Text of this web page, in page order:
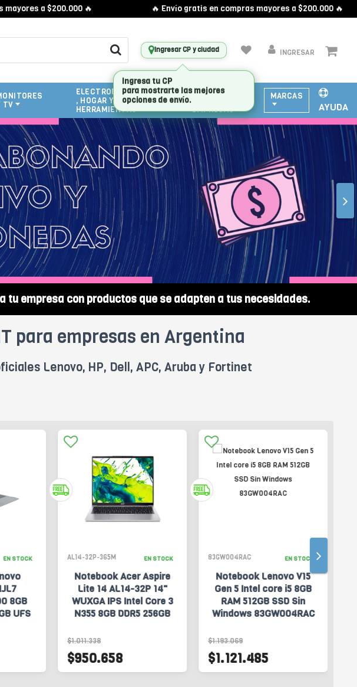
a $200.000 🔥 🔥 Envío gratis en compras mayores a $200.000 🔥
Ingresar CP y ciudad INGRESAR
TV
ELECTRODOMESTICOS
, HOGAR Y
HERRAMIENTAS
ATENCIÓN
EMPRESAS
MARCAS
AYUDA
empresa con productos que se adapten a tus necesidades.
para empresas en Argentina
Lenovo, HP, Dell, APC, Aruba y Fortinet
EN STOCK
8GB
UFS
AL14-32P-365M EN STOCK
Notebook Acer Aspire
Lite 14 AL14-32P 14"
WUXGA IPS Intel Core 3
N355 8GB DDR5 256GB
$1.011.338
$950.658
83GW004RAC EN STOCK
Notebook Lenovo V15
Gen 5 Intel core i5 8GB
RAM 512GB SSD Sin
Windows 83GW004RAC
$1.193.069
$1.121.485